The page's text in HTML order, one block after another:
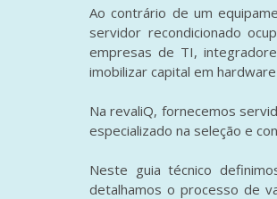
Ao contrário de um
servidor recondicionado
empresas de TI,
imobilizar capital em
Na revaliQ, fornecemos
especializado na seleção e
Neste guia técnico
detalhamos o processo de